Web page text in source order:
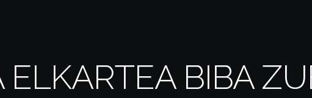
ELKARTEA BIBA